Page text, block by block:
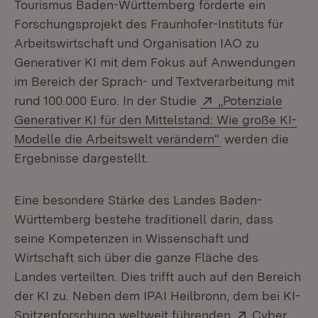
Tourismus Baden-Württemberg förderte ein
Forschungsprojekt des Fraunhofer-Instituts für
Arbeitswirtschaft und Organisation IAO zu
Generativer KI mit dem Fokus auf Anwendungen
im Bereich der Sprach- und Textverarbeitung mit
rund 100.000 Euro. In der Studie
Extern:
„Potenziale
Generativer KI für den Mittelstand: Wie große KI-
Modelle die Arbeitswelt verändern“ (Öffnet in
werden die
Ergebnisse dargestellt.
Eine besondere Stärke des Landes Baden-
Württemberg bestehe traditionell darin, dass
seine Kompetenzen in Wissenschaft und
Wirtschaft sich über die ganze Fläche des
Landes verteilten. Dies trifft auch auf den Bereich
der KI zu. Neben dem IPAI Heilbronn, dem bei KI-
Spitzenforschung weltweit führenden
Extern:
Cyber